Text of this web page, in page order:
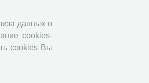
перемены
данных о
cookies-
cookies Вы